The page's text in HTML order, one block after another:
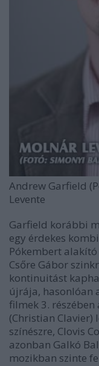
Andrew Garfield
Levente
Garfield korábbi
egy érdekes
Pókembert
Csőre Gábor
kontinuitást
újrája, hasonlóan
filmek 3. részében
(Christian Clavier)
színészre, Clovis
azonban Galkó
mozikban szinte